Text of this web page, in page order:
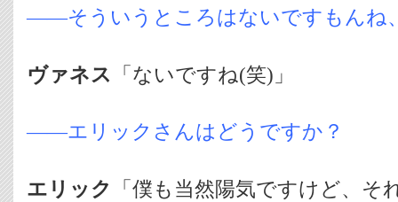
――そういうところはないですもんね
ヴァネス 「ないですね(笑)」
――エリックさんはどうですか？
エリック
「僕も当然陽気ですけど、